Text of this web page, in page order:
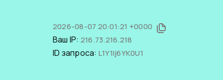
2026-08-07 20:01:21 +0000
Ваш IP: 216.73.216.218
ID запроса: L1Y1Ij6YK0U1